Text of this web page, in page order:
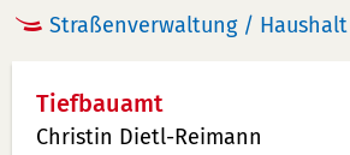
Straßenverwaltung / Haushalt
Tiefbauamt
Christin Dietl-Reimann